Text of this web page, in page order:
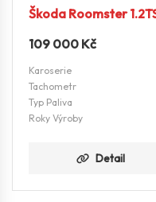
Škoda Roomster
109 000 Kč
Karoserie
Tachometr
Typ Paliva
Roky Výroby
Detail